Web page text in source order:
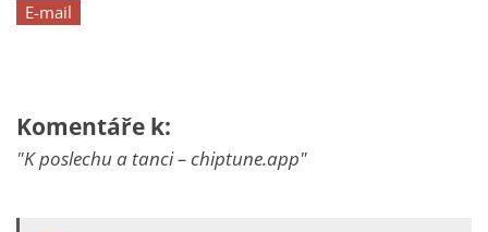
E-mail
Komentáře k:
"K poslechu a tanci – chiptune.app"